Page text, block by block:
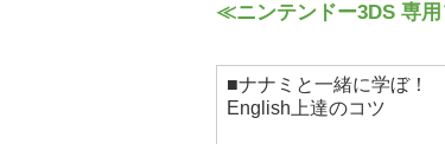
≪ニンテンドー3DS 専
■ナナミと一緒に学ぼ！
English上達のコツ